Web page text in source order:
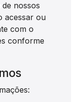
nossos
acessar ou
com o
conforme